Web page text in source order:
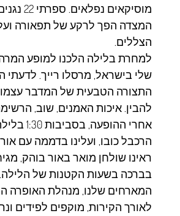
המצדה הפך לרקע של תפאורה
הצללים.
התצורה הטבעית של המדבר עצמו.
להבין. איכות האמנים, שוב,
הרכבל כובו, ועלינו בדממה עם
ראינו שולחן מואר באור בוהק,
בברכה בשעות הקטנות של הלילה.
המארחים שלנו, מנהלת האופרה
לאורך הקירות, מוקפים לפידים